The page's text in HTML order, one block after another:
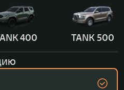
400 TANK 500